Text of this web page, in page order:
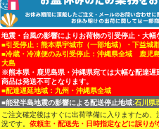
地震・台風の影響によりお荷物の引受停止・大幅
■引受停止：熊本県宇城市（一部地域）・下益城
■冷蔵・冷凍便のみ引受停止：沖縄県全域 鹿児
大島
※熊本県・鹿児島県・沖縄県宛ては大幅な配達
商品は発送不可となります。
■配達遅延地域：九州・沖縄県全域
■能登半島地震の影響による配送停止地域:石川県
ご注文確定後はすぐに出荷準備に入りますため
況です。 依頼主・配送先・日時指定などに誤りが